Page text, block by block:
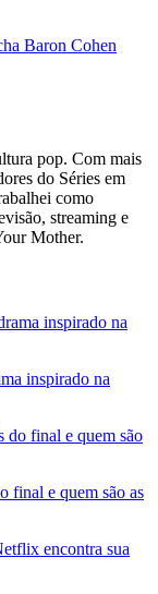
Baron Cohen
pop. Com mais
do Séries em
como
streaming e
Mother.
inspirado na
final e quem são as